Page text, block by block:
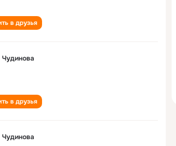
в друзья
в друзья